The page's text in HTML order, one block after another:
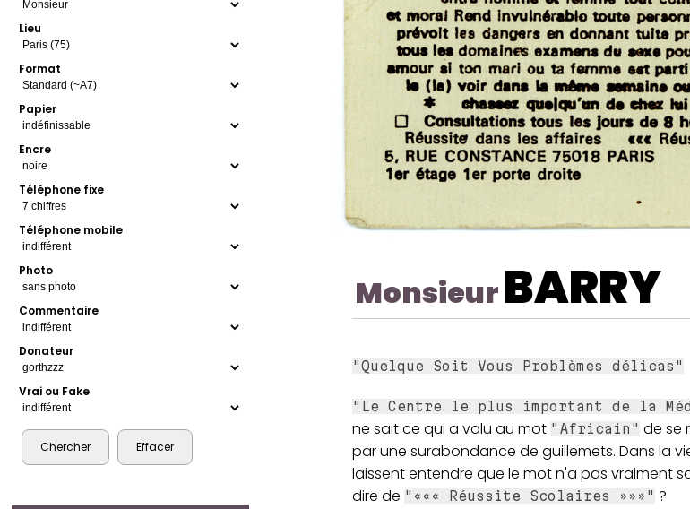
Lieu
Format
Papier
Encre
Téléphone fixe
Téléphone mobile
Photo
Commentaire
Donateur
Vrai ou Fake
MonsieurBARRY
"Quelque Soit Vous Problèmes délicas"
"Le Centre le plus important de la
ne sait ce qui a valu au mot "Africain" de se
par une surabondance de guillemets. Dans la
laissent entendre que le mot n'a pas vraiment
dire de "««« Réussite Scolaires »»»" ?